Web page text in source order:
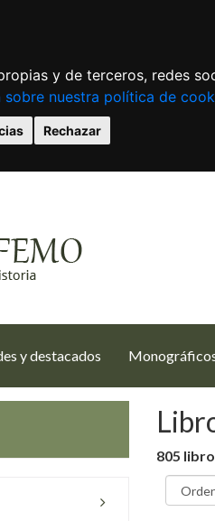
y de terceros, redes
sobre nuestra política de
Rechazar
y destacados
805